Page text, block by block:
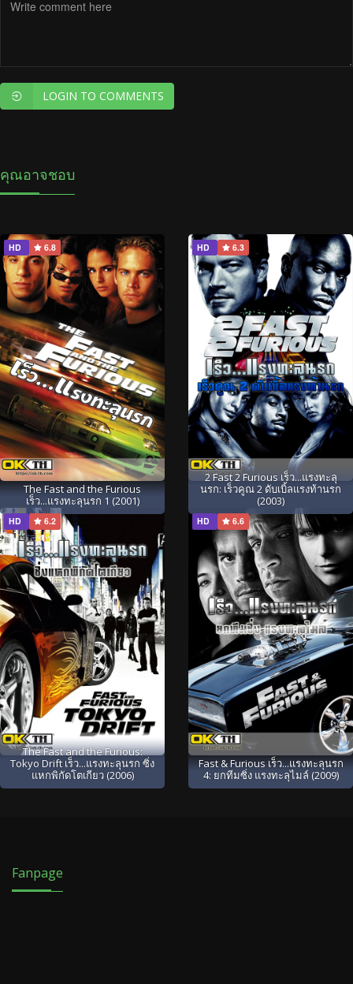
LOGIN TO COMMENTS
คุณอาจชอบ
HD 6.8
The Fast and the Furious
เร็ว...แรงทะลุนรก 1 (2001)
HD 6.3
2 Fast 2 Furious เร็ว...แรงทะลุ
นรก: เร็วคูณ 2 ดับเบิ้ลแรงท้านรก
(2003)
HD 6.2
The Fast and the Furious:
Tokyo Drift เร็ว...แรงทะลุนรก ซิ่ง
แหกพิกัดโตเกียว (2006)
HD 6.6
Fast & Furious เร็ว...แรงทะลุนรก
4: ยกทีมซิ่ง แรงทะลุไมล์ (2009)
Fanpage